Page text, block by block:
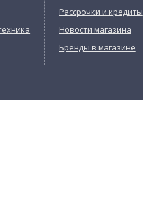
Рассрочки и кредиты
Новости магазина
Бренды в магазине